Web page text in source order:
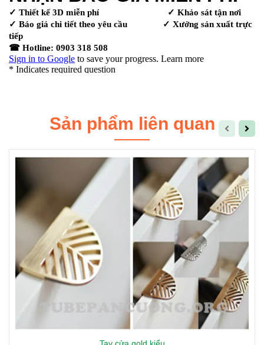
Sản phẩm liên quan